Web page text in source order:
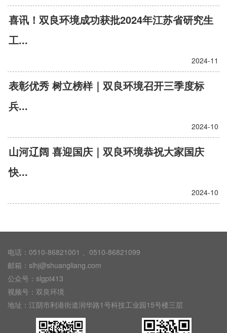
喜讯！双良环境成功获批2024年江苏省研究生
工...
2024-11
表彰优秀 树立榜样｜双良环境召开三季度标
兵...
2024-10
山河辽阔 喜迎国庆｜双良环境恭祝大家国庆
快...
2024-10
电话：0510-86821001 、0510-86821099
邮箱：slhj@shuangliang.com
公众号：slgpt413
视频号：双良环境
地址：江阴市利港街道润华路1号科技工业园15号楼三层